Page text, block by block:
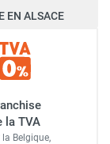
EN ALSACE
la TVA
Belgique,